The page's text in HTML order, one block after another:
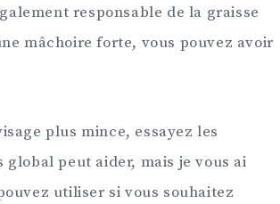
responsable de la graisse
mâchoire forte, vous pouvez avoir
plus mince, essayez les
peut aider, mais je vous ai
utiliser si vous souhaitez